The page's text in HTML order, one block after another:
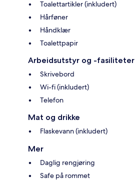
Toalettartikler (inkludert)
Hårføner
Håndklær
Toalettpapir
Arbeidsutstyr og -fasiliteter
Skrivebord
Wi-fi (inkludert)
Telefon
Mat og drikke
Flaskevann (inkludert)
Mer
Daglig rengjøring
Safe på rommet